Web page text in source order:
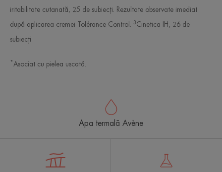
iritabilitate cutanată, 25 de subiecți. Rezultate observate imediat
după aplicarea cremei Tolérance Control. 3 Cinetica IH, 26 de
subiecți
* Asociat cu pielea uscată.
Apa termală Avène